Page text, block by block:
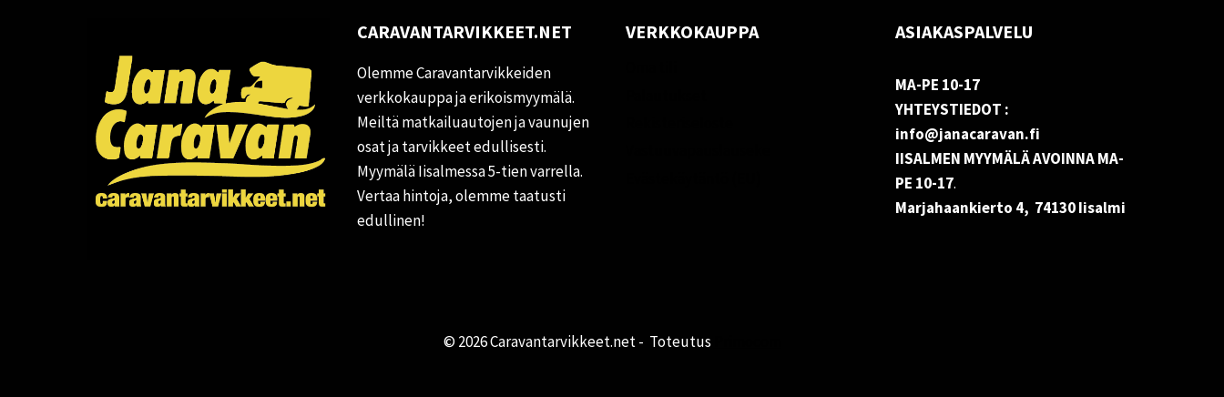
CARAVANTARVIKKEET.NET
Olemme Caravantarvikkeiden
verkkokauppa ja erikoismyymälä.
Meiltä matkailuautojen ja vaunujen
osat ja tarvikkeet edullisesti.
Myymälä Iisalmessa 5-tien varrella.
Vertaa hintoja, olemme taatusti
edullinen!
VERKKOKAUPPA ASIAKASPALVELU
MA-PE 10-17
YHTEYSTIEDOT :
info@janacaravan.fi
IISALMEN MYYMÄLÄ AVOINNA MA-
PE 10-17.
Marjahaankierto 4, 74130 Iisalmi
© 2026 Caravantarvikkeet.net - Toteutus